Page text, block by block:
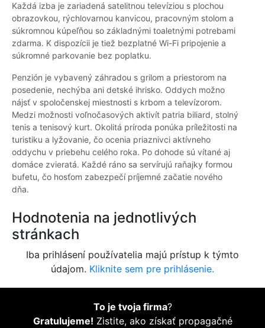
Každá izba je zariadená satelitnou televíziou s plochou
obrazovkou, rýchlovarnou kanvicou, pracovným stolom a
súkromnou kúpeľňou so základnými toaletnými potrebami
zdarma. K dispozícii je tiež bezplatné Wi-Fi pripojenie a
súkromné parkovanie bez poplatku.
Penzión je vybavený záhradou s grilom a priestorom na
posedenie, nechýba ani detské ihrisko. Oddych možno
nájsť v spoločenskej miestnosti s krbom a televízorom.
Medzi možnosti voľnočasových aktivít patria biliard, stolný
tenis a tenisový kurt. Okolitá príroda ponúka príležitosti na
turistiku a lyžovanie, čo ocenia priaznivci aktívneho
oddychu v priebehu celého roka. Po dohode sú vítané aj
domáce zvieratá. Každé ráno sa servírujú raňajky formou
bufetu, čo hosťom zabezpečí príjemné začatie nového
dňa.
Hodnotenia na jednotlivých
stránkach
Iba prihlásení používatelia majú prístup k týmto
údajom. Kliknite sem pre prihlásenie.
To je tvoja firma?
Gratulujeme! Zistite, ako získať propagačné